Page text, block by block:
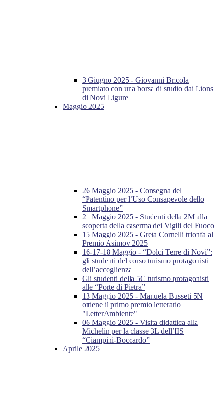
3 Giugno 2025 - Giovanni Bricola
premiato con una borsa di studio dai Lions
di Novi Ligure
Maggio 2025
26 Maggio 2025 - Consegna del
“Patentino per l’Uso Consapevole dello
Smartphone”
21 Maggio 2025 - Studenti della 2M alla
scoperta della caserma dei Vigili del Fuoco
15 Maggio 2025 - Greta Cornelli trionfa al
Premio Asimov 2025
16-17-18 Maggio - “Dolci Terre di Novi”:
gli studenti del corso turismo protagonisti
dell’accoglienza
Gli studenti della 5C turismo protagonisti
alle “Porte di Pietra”
13 Maggio 2025 - Manuela Busseti 5N
ottiene il primo premio letterario
"LetterAmbiente"
06 Maggio 2025 - Visita didattica alla
Michelin per la classe 3L dell’IIS
“Ciampini-Boccardo”
Aprile 2025